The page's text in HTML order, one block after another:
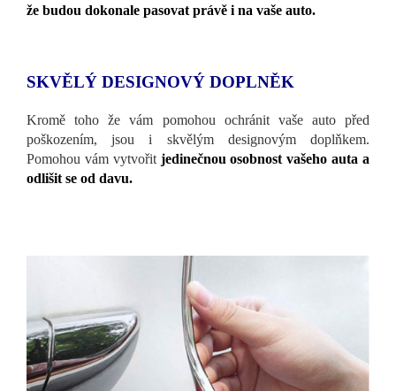
že budou dokonale pasovat právě i na vaše auto.
SKVĚLÝ DESIGNOVÝ DOPLNĚK
Kromě toho že vám pomohou ochránit vaše auto před
poškozením, jsou i skvělým designovým doplňkem.
Pomohou vám vytvořit jedinečnou osobnost vašeho auta a
odlišit se od davu.